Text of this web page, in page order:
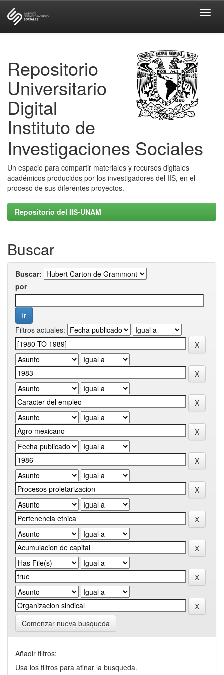
Repositorio
Universitario
Digital
Instituto de
Investigaciones Sociales
Un espacio para compartir materiales y recursos digitales
académicos producidos por los investigadores del IIS, en el
proceso de sus diferentes proyectos.
Repositorio del IIS-UNAM
Buscar
Buscar:
por
Filtros actuales:
Comenzar nueva busqueda
Añadir filtros:
Usa los filtros para afinar la busqueda.